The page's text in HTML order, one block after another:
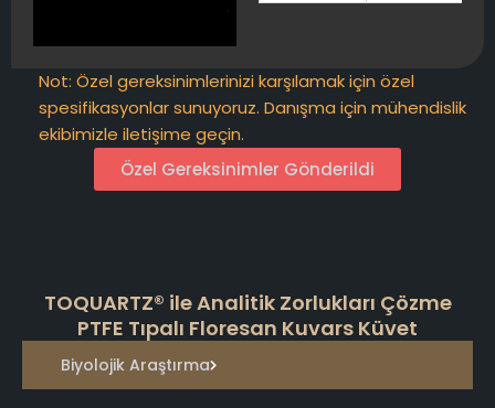
Not: Özel gereksinimlerinizi karşılamak için özel
spesifikasyonlar sunuyoruz. Danışma için mühendislik
ekibimizle iletişime geçin.
Özel Gereksinimler Gönderildi
TOQUARTZ® ile Analitik Zorlukları Çözme
PTFE Tıpalı Floresan Kuvars Küvet
Biyolojik Araştırma